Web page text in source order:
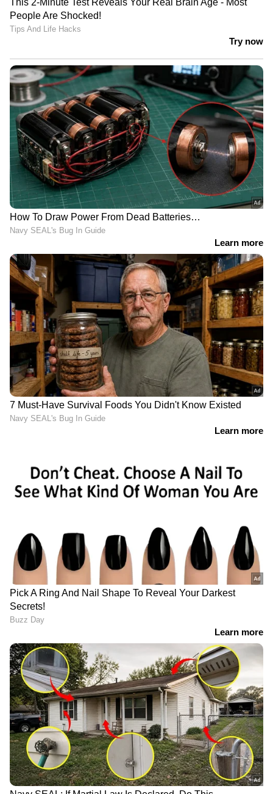
ഗോവയുടെ സമ്പദ്‌വ്യവസ്ഥയുടെ ഒരു പ്രധാന
ഭാഗമാണ്. ഇതുകൂടാതെ, ഫാർമസ്യൂട്ടിക്കൽ
കമ്പനികൾ, രാസ വ്യവസായം, ഭക്ഷ്യ
എന്നിവയും ഇവിടെ അതിവേഗം വളരുന്നു.
4. കശുവണ്ടി, നാളികേരം, മാങ്ങ, കരിമ്പ്, അരി
എന്നിവയാണ് ഇവിടുത്തെ പ്രധാന കാർഷിക
ഉൽപന്നങ്ങൾ. ഇവ രാജ്യത്തിനകത്തും
പുറത്തും കയറ്റുമതി ചെയ്യുന്നുണ്ട്.
മത്സ്യബന്ധനവും ഇവിടുത്തെ ഒരു പ്രധാന
വരുമാന മാർഗമാണ്.
കോളനിയായിരുന്നു. ഇത് ഇവിടുത്തെ
സംസ്കാരത്തെ ഇന്ത്യയുടെ മറ്റ്
പള്ളികൾ, യൂറോപ്യൻ വാസ്തുവിദ്യ,
വൈവിധ്യമാർന്ന ഭക്ഷണം, ഒരു അന്താരാഷ്ട്ര
യാത്രാ അനുഭവം എന്നിവയെല്ലാം വിദേശികളെ
ഇവിടേക്ക് ആകർഷിക്കുന്ന പ്രധാന
ഘടകങ്ങളാണ്.
6. റോഡ്, റെയിൽ, വ്യോമ, ജല ഗതാഗത
മാർഗങ്ങളിലൂടെ ഗോവ രാജ്യത്തിന്റെ മറ്റ്
ഭാഗങ്ങളുമായും ലോകവുമായും മികച്ച
രീതിയിൽ ബന്ധിപ്പിച്ചിരിക്കുന്നു. ഡാബോലിം
അന്താരാഷ്ട്ര വിമാനത്താവളം, കൊങ്കൺ
റെയിൽവേ, പ്രധാന തുറമുഖം, മികച്ച
ഹൈവേകൾ എന്നിവ ഇവിടുത്തെ
ടൂറിസത്തെയും വ്യാപാരത്തെയും കൂടുതൽ
എളുപ്പമാക്കുന്നു.